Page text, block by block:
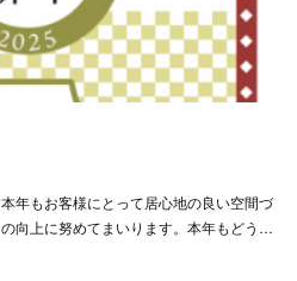
年もお客様にとって居心地の良い空間づ
向上に努めてまいります。本年もどう…